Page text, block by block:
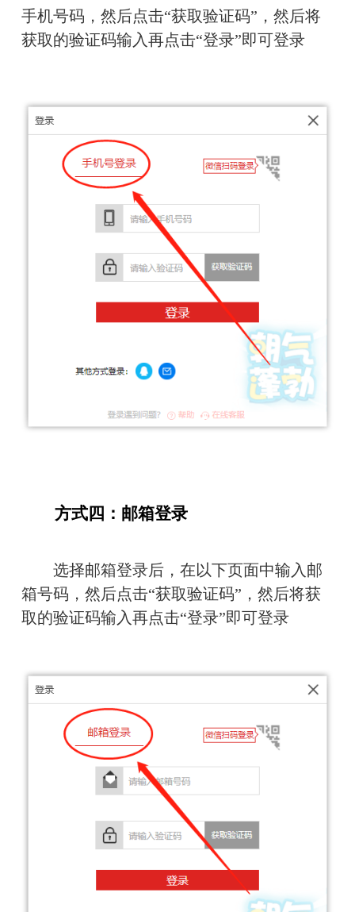
手机号码，然后点击“获取验证码”，然后将
获取的验证码输入再点击“登录”即可登录
方式四：邮箱登录
选择邮箱登录后，在以下页面中输入邮
箱号码，然后点击“获取验证码”，然后将获
取的验证码输入再点击“登录”即可登录